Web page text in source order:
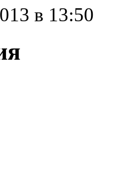
в 13:50